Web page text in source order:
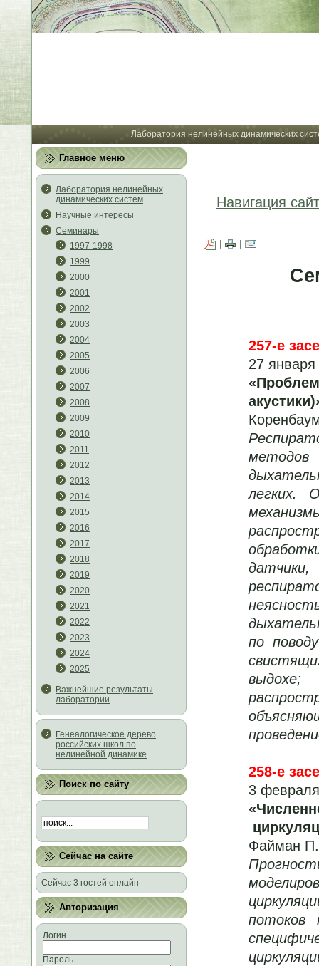
Лаборатория нелинейных динамических
Главное меню
Лаборатория нелинейных
динамических систем
Научные интересы
Семинары
1997-1998
1999
2000
2001
2002
2003
2004
2005
2006
2007
2008
2009
2010
2011
2012
2013
2014
2015
2016
2017
2018
2019
2020
2021
2022
2023
2024
2025
Важнейшие результаты
лаборатории
Генеалогическое дерево
российских школ по
нелинейной динамике
Поиск по сайту
Сейчас на сайте
Сейчас 3 гостей онлайн
Авторизация
Логин
Пароль
Навигация
257-е
27 января
легких.
по
258-е
3
Файман
потоков